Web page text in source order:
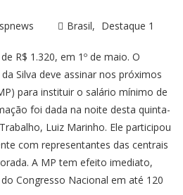
spnews Brasil Destaque 1
R$ 1.320, em 1º de maio. O
Silva deve assinar nos próximos
para instituir o salário mínimo de
foi dada na noite desta quinta-
Luiz Marinho. Ele participou
com representantes das centrais
A MP tem efeito imediato,
Congresso Nacional em até 120